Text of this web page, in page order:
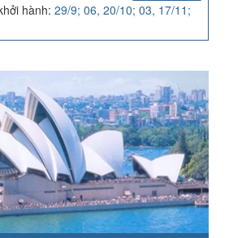
hành: 29/9; 06, 20/10; 03, 17/11;